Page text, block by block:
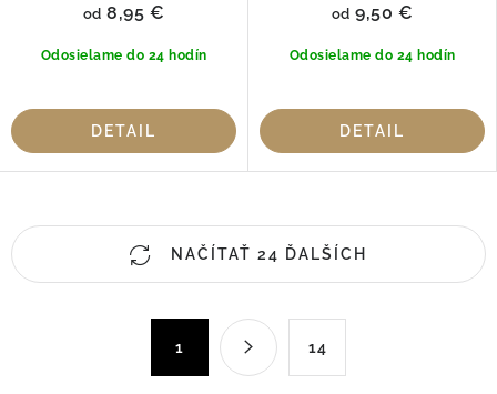
Odosielame do 24 hodín
od 8,95 €
DETAIL
Odosielame do 24 hodín
od 9,50 €
DETAIL
O
v
NAČÍTAŤ 24 ĎALŠÍCH
1 14